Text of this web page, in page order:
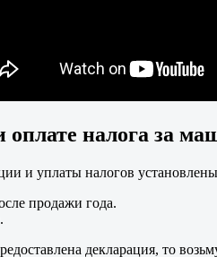
налога за
и уплаты налогов
продажи года.
декларация, то